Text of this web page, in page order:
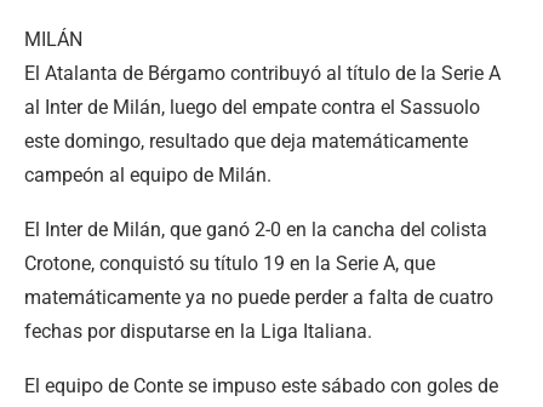
MILÁN
El Atalanta de Bérgamo contribuyó al título de la Serie A
al Inter de Milán, luego del empate contra el Sassuolo
este domingo, resultado que deja matemáticamente
campeón al equipo de Milán.
El Inter de Milán, que ganó 2-0 en la cancha del colista
Crotone, conquistó su título 19 en la Serie A, que
matemáticamente ya no puede perder a falta de cuatro
fechas por disputarse en la Liga Italiana.
El equipo de Conte se impuso este sábado con goles de